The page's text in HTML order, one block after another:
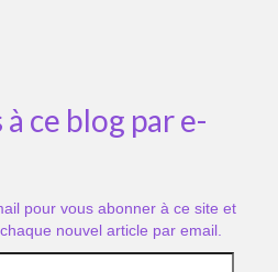
ce blog par e-
pour vous abonner à ce site et
nouvel article par email.